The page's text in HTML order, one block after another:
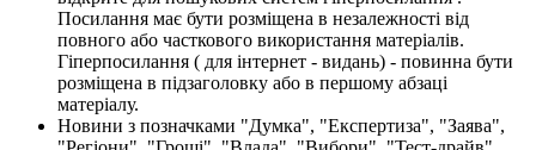
Посилання має бути розміщена в незалежності від
повного або часткового використання матеріалів.
Гіперпосилання ( для інтернет - видань) - повинна бути
розміщена в підзаголовку або в першому абзаці
матеріалу.
Новини з позначками "Думка", "Експертиза", "Заява",